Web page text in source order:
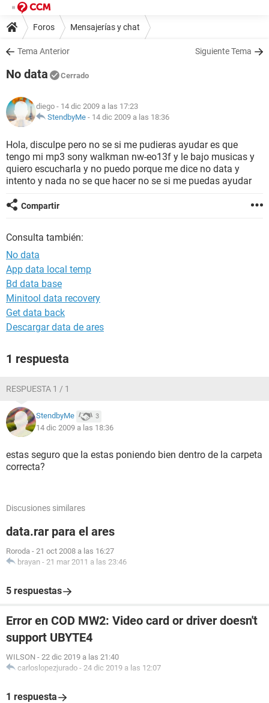
Foros Mensajerías y chat
Tema Anterior Siguiente Tema
No data Cerrado
diego - 14 dic 2009 a las 17:23
StendbyMe - 14 dic 2009 a las 18:36
Hola, disculpe pero no se si me pudieras ayudar es que
tengo mi mp3 sony walkman nw-eo13f y le bajo musicas y
quiero escucharla y no puedo porque me dice no data y
intento y nada no se que hacer no se si me puedas ayudar
Compartir
Consulta también:
No data
App data local temp
Bd data base
Minitool data recovery
Get data back
Descargar data de ares
1 respuesta
RESPUESTA 1 / 1
StendbyMe 3
14 dic 2009 a las 18:36
estas seguro que la estas poniendo bien dentro de la carpeta
correcta?
Discusiones similares
data.rar para el ares
Roroda - 21 oct 2008 a las 16:27
brayan - 21 mar 2011 a las 23:46
5 respuestas
Error en COD MW2: Video card or driver doesn't
support UBYTE4
WILSON - 22 dic 2019 a las 21:40
carloslopezjurado - 24 dic 2019 a las 12:07
1 respuesta